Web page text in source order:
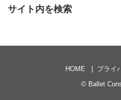
サイト内を検索
HOME
プライ
© Ballet